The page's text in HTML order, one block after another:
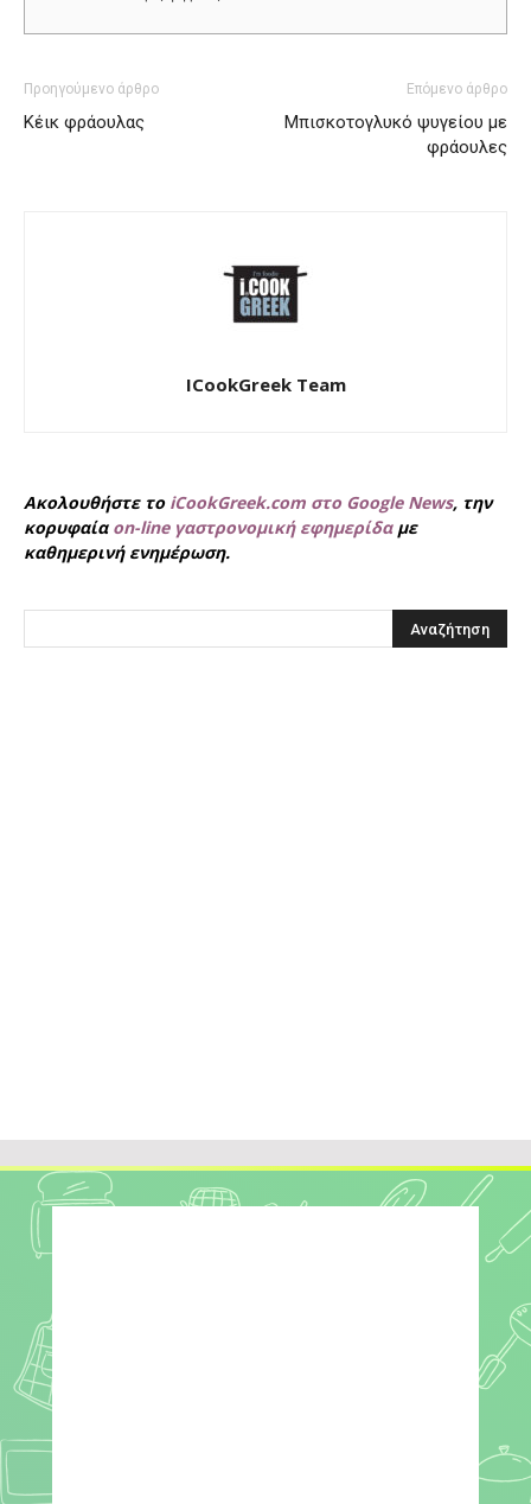
Προηγούμενο άρθρο
Κέικ φράουλας
Επόμενο άρθρο
Μπισκοτογλυκό ψυγείου με
φράουλες
ICookGreek Team
Ακολουθήστε το iCookGreek.com στο Google News, την
κορυφαία on-line γαστρονομική εφημερίδαμε
καθημερινή ενημέρωση.